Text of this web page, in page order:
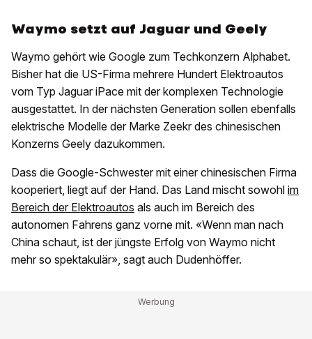
Waymo setzt auf Jaguar und Geely
Waymo gehört wie Google zum Techkonzern Alphabet.
Bisher hat die US-Firma mehrere Hundert Elektroautos
vom Typ Jaguar iPace mit der komplexen Technologie
ausgestattet. In der nächsten Generation sollen ebenfalls
elektrische Modelle der Marke Zeekr des chinesischen
Konzerns Geely dazukommen.
Dass die Google-Schwester mit einer chinesischen Firma
kooperiert, liegt auf der Hand. Das Land mischt sowohl im
Bereich der Elektroautos als auch im Bereich des
autonomen Fahrens ganz vorne mit. «Wenn man nach
China schaut, ist der jüngste Erfolg von Waymo nicht
mehr so spektakulär», sagt auch Dudenhöffer.